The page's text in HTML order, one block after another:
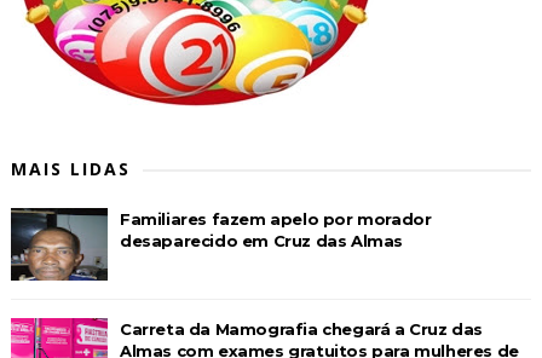
MAIS LIDAS
Familiares fazem apelo por morador
desaparecido em Cruz das Almas
Carreta da Mamografia chegará a Cruz das
Almas com exames gratuitos para mulheres de